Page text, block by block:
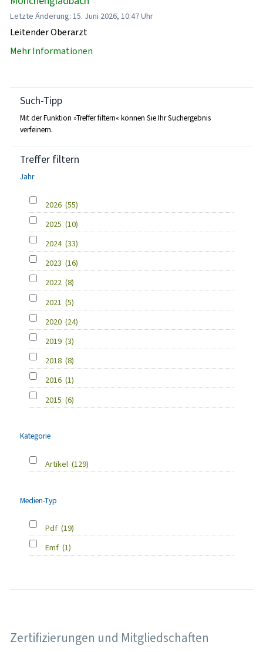
Letzte Änderung: 15. Juni 2026, 10:47 Uhr
Leitender Oberarzt
Mehr Informationen
Such-Tipp
Mit der Funktion »Treffer filtern« können Sie Ihr Suchergebnis
verfeinern.
Treffer filtern
Jahr
2026 (55)
2025 (10)
2024 (33)
2023 (16)
2022 (8)
2021 (5)
2020 (24)
2019 (3)
2018 (8)
2016 (1)
2015 (6)
Kategorie
Artikel (129)
Medien-Typ
Pdf (19)
Emf (1)
Zertifizierungen und Mitgliedschaften